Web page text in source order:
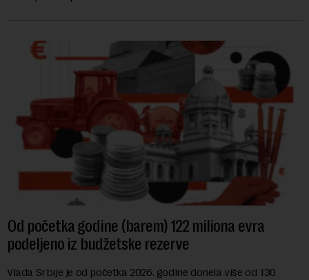
Od početka godine (barem) 122 miliona evra
podeljeno iz budžetske rezerve
Vlada Srbije je od početka 2026. godine donela više od 130